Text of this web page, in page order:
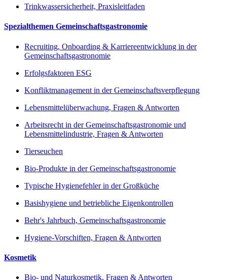
Trinkwassersicherheit, Praxisleitfaden
Spezialthemen Gemeinschaftsgastronomie
Recruiting, Onboarding & Karriereentwicklung in der
Gemeinschaftsgastronomie
Erfolgsfaktoren ESG
Konfliktmanagement in der Gemeinschaftsverpflegung
Lebensmittelüberwachung, Fragen & Antworten
Arbeitsrecht in der Gemeinschaftsgastronomie und
Lebensmittelindustrie, Fragen & Antworten
Tierseuchen
Bio-Produkte in der Gemeinschaftsgastronomie
Typische Hygienefehler in der Großküche
Basishygiene und betriebliche Eigenkontrollen
Behr's Jahrbuch, Gemeinschaftsgastronomie
Hygiene-Vorschiften, Fragen & Antworten
Kosmetik
Bio- und Naturkosmetik, Fragen & Antworten